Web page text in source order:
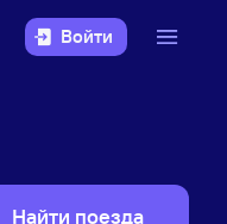
Войти
Найти поезда